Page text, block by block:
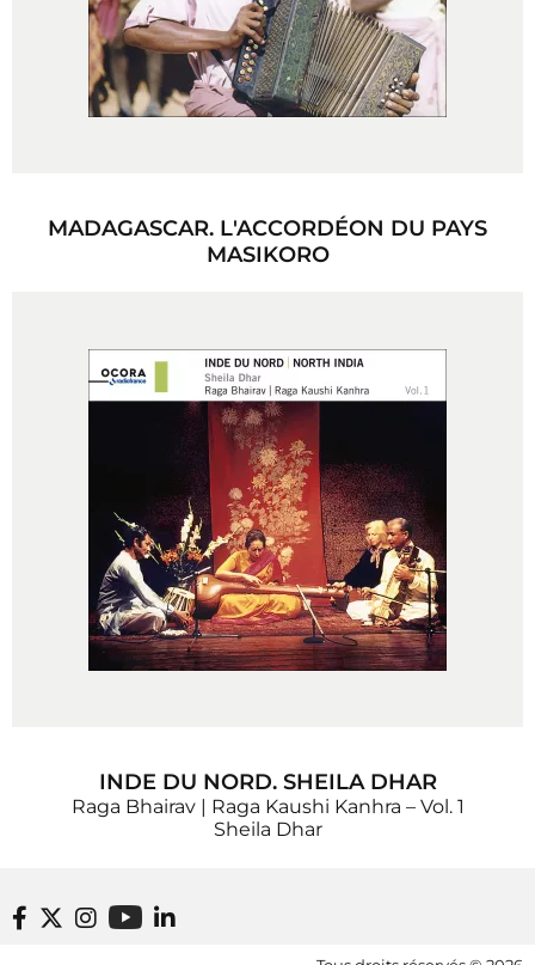
MADAGASCAR. L'ACCORDÉON DU PAYS
MASIKORO
INDE DU NORD. SHEILA DHAR
Raga Bhairav | Raga Kaushi Kanhra – Vol. 1
Sheila Dhar